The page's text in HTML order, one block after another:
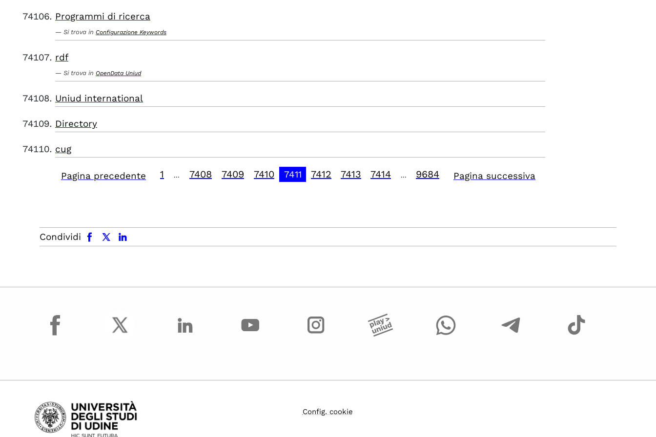
Programmi di ricerca
Si trova in Configurazione Keywords
rdf
Si trova in OpenData Uniud
Uniud international
Directory
cug
Pagina precedente 1 7408 7409 7410 7411 7412 7413 7414 9684 Pagina successiva
Condividi
facebook x.com linkedin
facebook
Config. cookie